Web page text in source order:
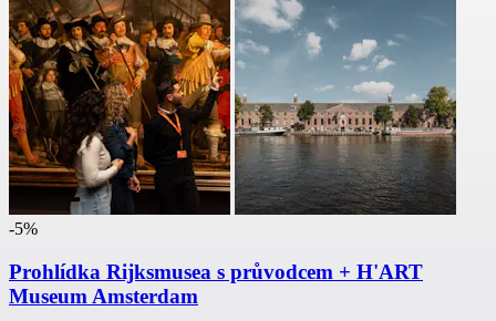
-5%
Prohlídka Rijksmusea s průvodcem + H'ART
Museum Amsterdam